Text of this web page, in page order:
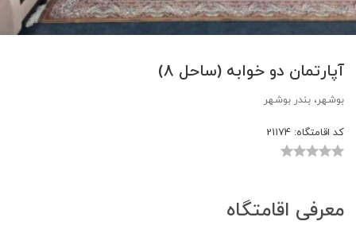
آپارتمان دو خوابه (ساحل 8)
بوشهر، بندر بوشهر
کد اقامتگاه:
معرفی اقامتگاه